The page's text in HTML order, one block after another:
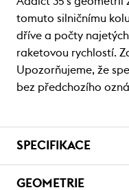
tomuto silničnímu
dříve a počty
raketovou rychlostí.
Upozorňujeme, že
bez předchozího
SPECIFIKACE
GEOMETRIE